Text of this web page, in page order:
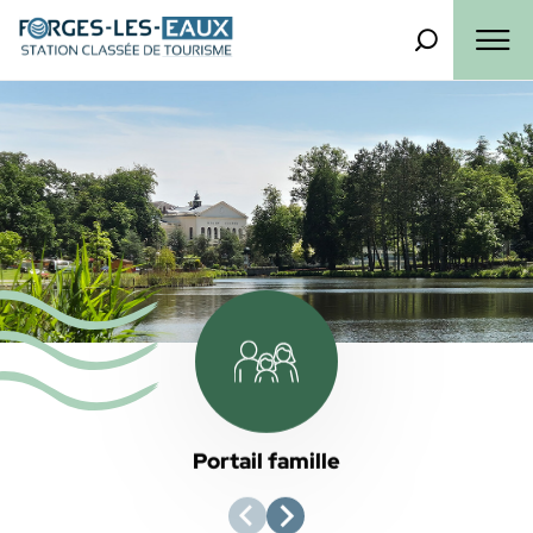
Que
Portail famille
Panneau de gestion des cookies